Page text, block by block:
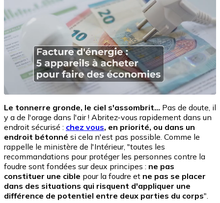
Le tonnerre gronde, le ciel s'assombrit... Pas de doute, il
y a de l'orage dans l'air ! Abritez-vous rapidement dans un
endroit sécurisé : chez vous, en priorité, ou dans un
endroit bétonné si cela n'est pas possible. Comme le
rappelle le ministère de l'Intérieur, "toutes les
recommandations pour protéger les personnes contre la
foudre sont fondées sur deux principes : ne pas
constituer une cible pour la foudre et ne pas se placer
dans des situations qui risquent d'appliquer une
différence de potentiel entre deux parties du corps".